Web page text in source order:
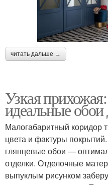
читать дальше →
Узкая
идеальные обои
Малогабаритный коридор
цвета и фактуры
глянцевые обои —
отделки. Отделочные
выпуклым рисунком